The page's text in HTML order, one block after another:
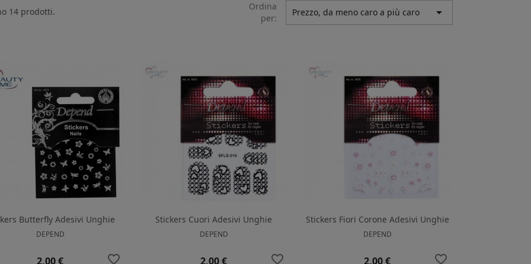
14 prodotti.
Ordina
per:
Prezzo, da meno caro a più caro 
Butterfly Adesivi Unghie
DEPEND
Prezzo
2,00 € favorite_border
Stickers Cuori Adesivi Unghie
DEPEND
Prezzo
2,00 € favorite_border
Stickers Fiori Corone Adesivi Unghie
DEPEND
Prezzo
2,00 € favorite_border